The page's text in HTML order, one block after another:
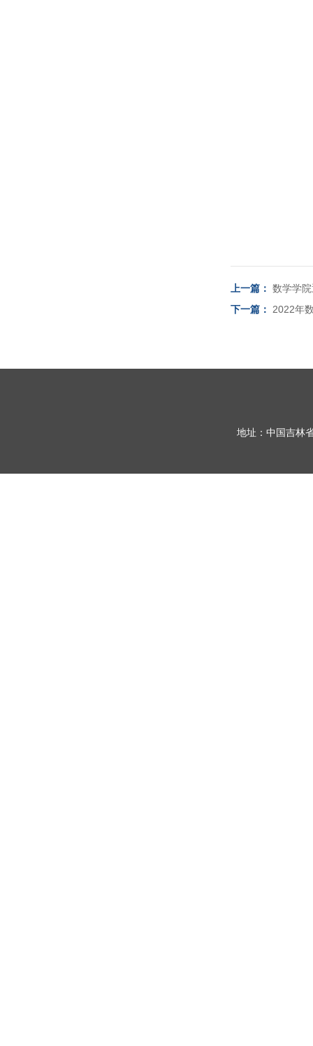
上一篇： 数学学
下一篇： 2022年
地址：中国吉林